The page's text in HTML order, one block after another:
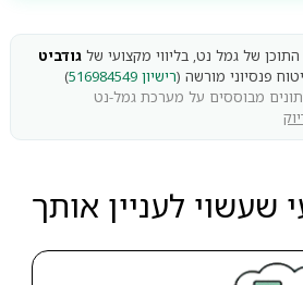
של גמל נט, בליווי מקצועי של גודביט
פנסיוני מורשה (רישיון 516984549
)
יוני 2026 · הנתונים מבוססים על מערכת גמל-נט
שעשוי לעניין אותך